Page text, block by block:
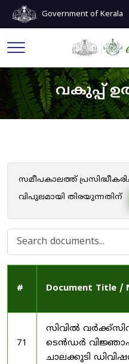
Government of Kerala
വകുപ്പ്
സമീപകാലത്ത്
വിപുലമായി തിരയുന്നതിന്
# Document Title /
71
സിവിൽ
ടെൻഡർ
ചാലക്കുടി